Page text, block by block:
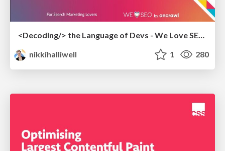
<Decoding/> the Language of Devs - We Love SEO 2024
nikkihalliwell
1 280